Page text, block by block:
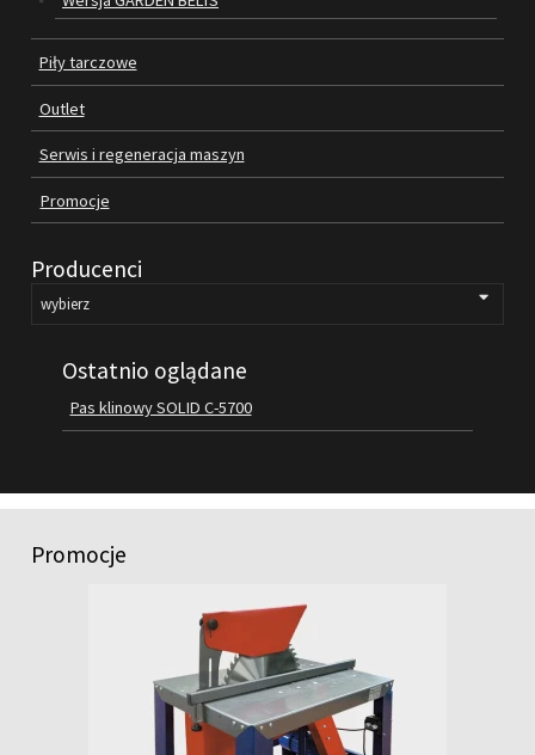
OUTLET
SERWIS I REGENERACJA MASZYN
PROMOCJE
REGULAMIN
KATALOGI
OBRABIARKI DO DREWNA
SILNIKI ELEKTRYCZNE
KONTAKT
Piły tarczowe
Outlet
Serwis i regeneracja maszyn
Promocje
Producenci
Ostatnio oglądane
Pas klinowy SOLID C-5700
Promocje